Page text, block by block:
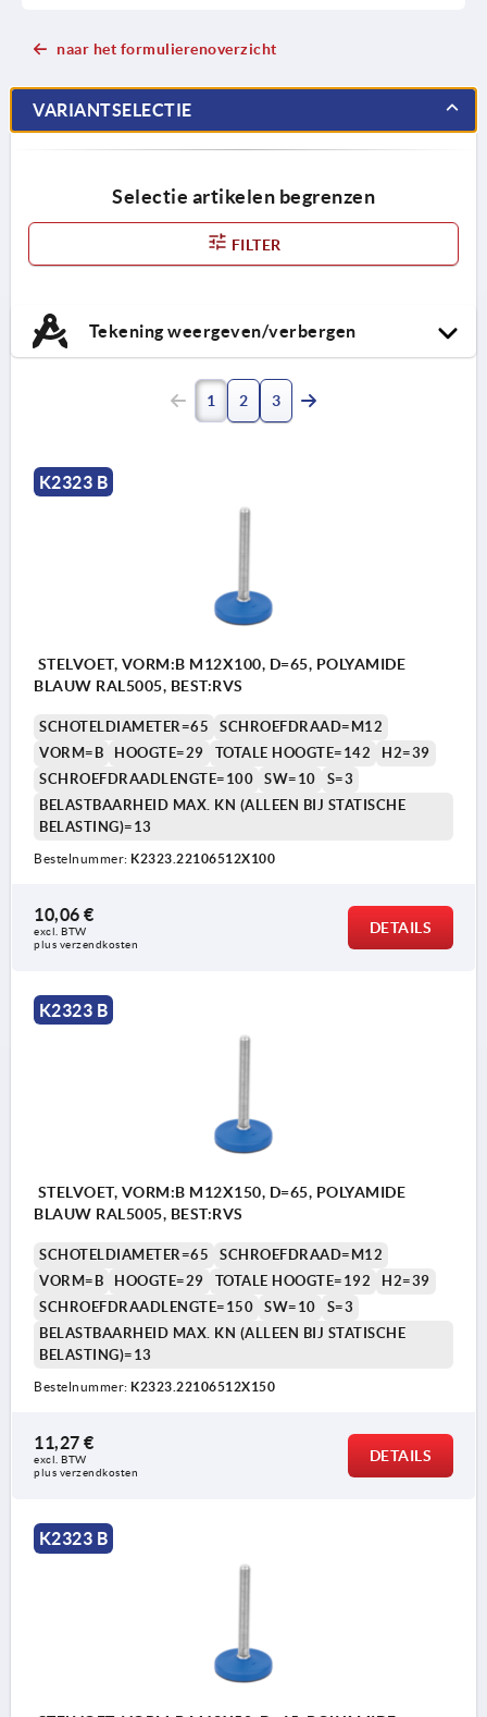
naar het formulierenoverzicht
VARIANTSELECTIE
Selectie artikelen begrenzen
FILTER
Tekening weergeven/verbergen
Vorm A zonder antislipplaat
Vorm B met antislipplaat
1 2 3
K2323 B
STELVOET, VORM:B M12X100, D=65, POLYAMIDE
BLAUW RAL5005, BEST:RVS
SCHOTELDIAMETER=65
SCHROEFDRAAD=M12
VORM=B
HOOGTE=29 TOTALE HOOGTE=142
H2=39
SCHROEFDRAADLENGTE=100
SW=10
S=3
BELASTBAARHEID MAX. KN (ALLEEN BIJ STATISCHE
BELASTING)=13
Bestelnummer: K2323.22106512X100
10,06 €
excl. BTW
plus verzendkosten
DETAILS
K2323 B
STELVOET, VORM:B M12X150, D=65, POLYAMIDE
BLAUW RAL5005, BEST:RVS
SCHOTELDIAMETER=65
SCHROEFDRAAD=M12
VORM=B
HOOGTE=29 TOTALE HOOGTE=192
H2=39
SCHROEFDRAADLENGTE=150
SW=10
S=3
BELASTBAARHEID MAX. KN (ALLEEN BIJ STATISCHE
BELASTING)=13
Bestelnummer: K2323.22106512X150
11,27 €
excl. BTW
plus verzendkosten
DETAILS
K2323 B